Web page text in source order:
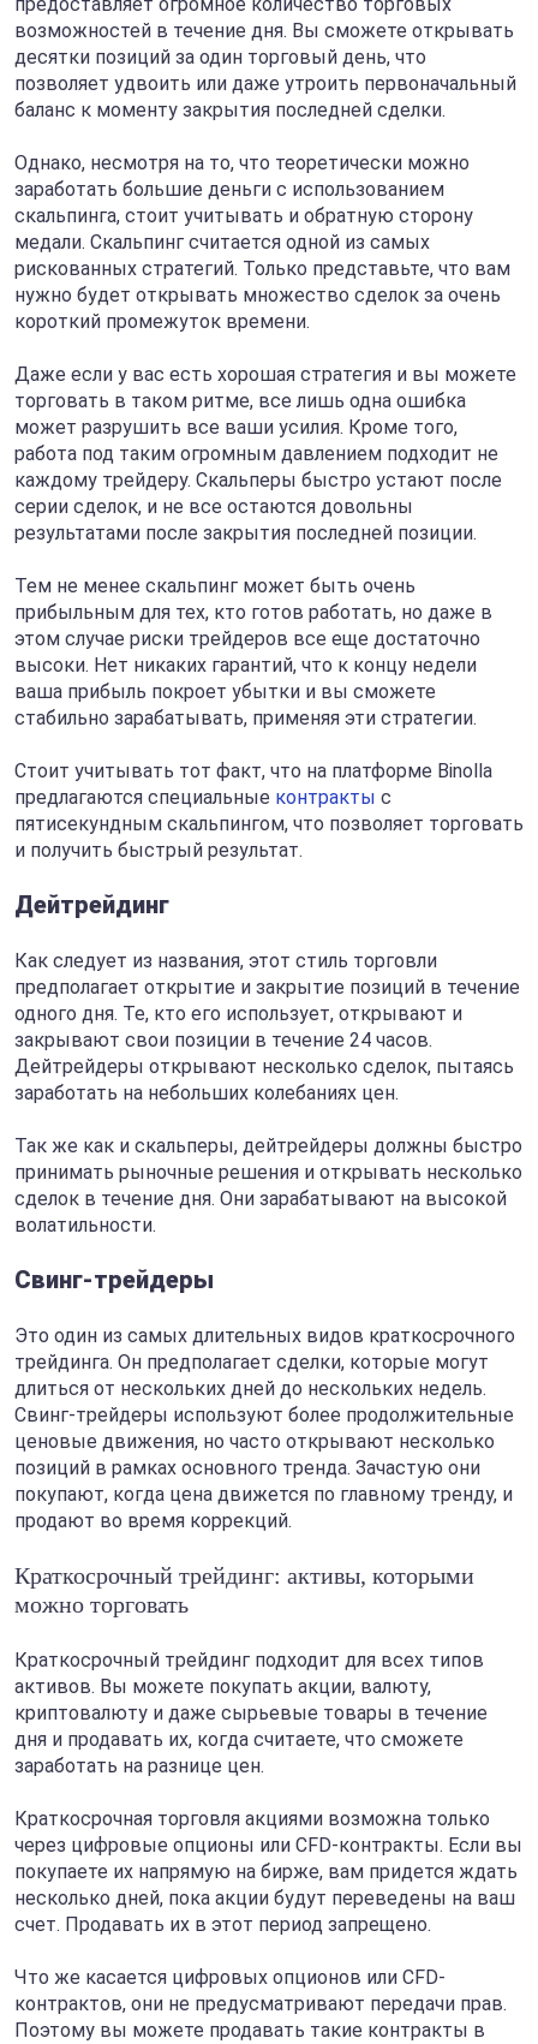
возможностей в течение дня. Вы сможете открывать
десятки позиций за один торговый день, что
позволяет удвоить или даже утроить первоначальный
баланс к моменту закрытия последней сделки.
Однако, несмотря на то, что теоретически можно
заработать большие деньги с использованием
скальпинга, стоит учитывать и обратную сторону
медали. Скальпинг считается одной из самых
рискованных стратегий. Только представьте, что вам
нужно будет открывать множество сделок за очень
короткий промежуток времени.
Даже если у вас есть хорошая стратегия и вы можете
торговать в таком ритме, все лишь одна ошибка
может разрушить все ваши усилия. Кроме того,
работа под таким огромным давлением подходит не
каждому трейдеру. Скальперы быстро устают после
серии сделок, и не все остаются довольны
результатами после закрытия последней позиции.
Тем не менее скальпинг может быть очень
прибыльным для тех, кто готов работать, но даже в
этом случае риски трейдеров все еще достаточно
высоки. Нет никаких гарантий, что к концу недели
ваша прибыль покроет убытки и вы сможете
стабильно зарабатывать, применяя эти стратегии.
Стоит учитывать тот факт, что на платформе Binolla
предлагаются специальные контракты с
пятисекундным скальпингом, что позволяет торговать
и получить быстрый результат.
Дейтрейдинг
Как следует из названия, этот стиль торговли
предполагает открытие и закрытие позиций в течение
одного дня. Те, кто его использует, открывают и
закрывают свои позиции в течение 24 часов.
Дейтрейдеры открывают несколько сделок, пытаясь
заработать на небольших колебаниях цен.
Так же как и скальперы, дейтрейдеры должны быстро
принимать рыночные решения и открывать несколько
сделок в течение дня. Они зарабатывают на высокой
волатильности.
Свинг-трейдеры
Это один из самых длительных видов краткосрочного
трейдинга. Он предполагает сделки, которые могут
длиться от нескольких дней до нескольких недель.
Свинг-трейдеры используют более продолжительные
ценовые движения, но часто открывают несколько
позиций в рамках основного тренда. Зачастую они
покупают, когда цена движется по главному тренду, и
продают во время коррекций.
Краткосрочный трейдинг: активы, которыми
можно торговать
Краткосрочный трейдинг подходит для всех типов
активов. Вы можете покупать акции, валюту,
криптовалюту и даже сырьевые товары в течение
дня и продавать их, когда считаете, что сможете
заработать на разнице цен.
Краткосрочная торговля акциями возможна только
через цифровые опционы или CFD-контракты. Если вы
покупаете их напрямую на бирже, вам придется ждать
несколько дней, пока акции будут переведены на ваш
счет. Продавать их в этот период запрещено.
Что же касается цифровых опционов или CFD-
контрактов, они не предусматривают передачи прав.
Поэтому вы можете продавать такие контракты в